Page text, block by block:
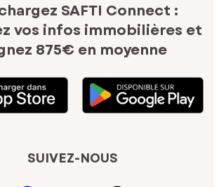
SAFTI Connect :
vos infos immobilières et
875€ en moyenne
SUIVEZ-NOUS